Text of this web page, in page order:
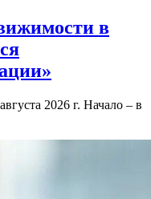
в
2026 г. Начало – в